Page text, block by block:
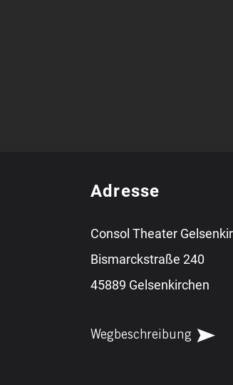
Adresse
Consol Theater
Bismarckstraße 240
45889 Gelsenkirchen
Wegbeschreibung